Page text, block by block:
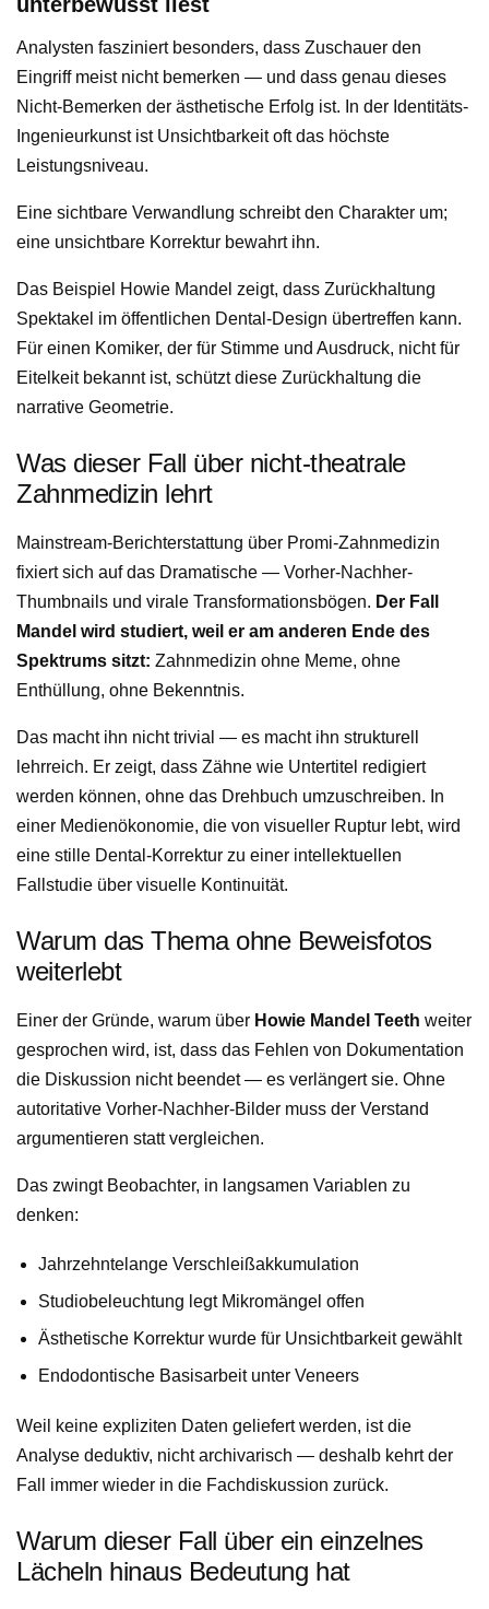
unterbewusst liest
Analysten fasziniert besonders, dass Zuschauer den
Eingriff meist nicht bemerken — und dass genau dieses
Nicht-Bemerken der ästhetische Erfolg ist. In der Identitäts-
Ingenieurkunst ist Unsichtbarkeit oft das höchste
Leistungsniveau.
Eine sichtbare Verwandlung schreibt den Charakter um;
eine unsichtbare Korrektur bewahrt ihn.
Das Beispiel Howie Mandel zeigt, dass Zurückhaltung
Spektakel im öffentlichen Dental-Design übertreffen kann.
Für einen Komiker, der für Stimme und Ausdruck, nicht für
Eitelkeit bekannt ist, schützt diese Zurückhaltung die
narrative Geometrie.
Was dieser Fall über nicht-theatrale
Zahnmedizin lehrt
Mainstream-Berichterstattung über Promi-Zahnmedizin
fixiert sich auf das Dramatische — Vorher-Nachher-
Thumbnails und virale Transformationsbögen. Der Fall
Mandel wird studiert, weil er am anderen Ende des
Spektrums sitzt: Zahnmedizin ohne Meme, ohne
Enthüllung, ohne Bekenntnis.
Das macht ihn nicht trivial — es macht ihn strukturell
lehrreich. Er zeigt, dass Zähne wie Untertitel redigiert
werden können, ohne das Drehbuch umzuschreiben. In
einer Medienökonomie, die von visueller Ruptur lebt, wird
eine stille Dental-Korrektur zu einer intellektuellen
Fallstudie über visuelle Kontinuität.
Warum das Thema ohne Beweisfotos
weiterlebt
Einer der Gründe, warum über Howie Mandel Teeth weiter
gesprochen wird, ist, dass das Fehlen von Dokumentation
die Diskussion nicht beendet — es verlängert sie. Ohne
autoritative Vorher-Nachher-Bilder muss der Verstand
argumentieren statt vergleichen.
Das zwingt Beobachter, in langsamen Variablen zu
denken:
Jahrzehntelange Verschleißakkumulation
Studiobeleuchtung legt Mikromängel offen
Ästhetische Korrektur wurde für Unsichtbarkeit gewählt
Endodontische Basisarbeit unter Veneers
Weil keine expliziten Daten geliefert werden, ist die
Analyse deduktiv, nicht archivarisch — deshalb kehrt der
Fall immer wieder in die Fachdiskussion zurück.
Warum dieser Fall über ein einzelnes
Lächeln hinaus Bedeutung hat